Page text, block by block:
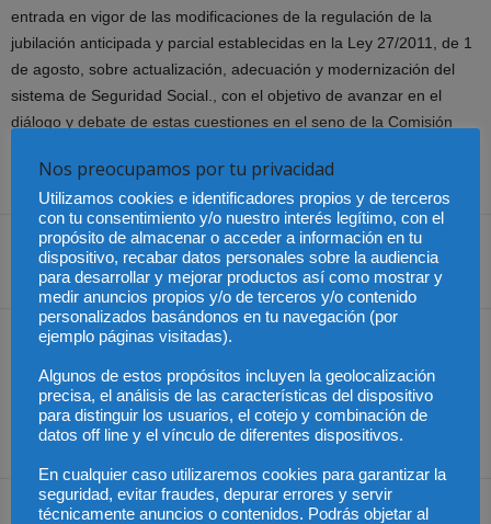
entrada en vigor de las modificaciones de la regulación de la
jubilación anticipada y parcial establecidas en la Ley 27/2011, de 1
de agosto, sobre actualización, adecuación y modernización del
sistema de Seguridad Social., con el objetivo de avanzar en el
diálogo y debate de estas cuestiones en el seno de la Comisión
Pacto de Toledo.
Share
Artículo anterior
El Gobierno aprueba el
desarrollo reglamentario
de la ley que reformó el
sistema de pensiones
Jose María Viñals, abogado
de Ángel Carromero: “En
España no lo habrían
condenado”
Artículos relacionados Más del autor
Nos preocupamos por tu privacidad
Utilizamos cookies e identificadores propios y de terceros
con tu consentimiento y/o nuestro interés legítimo, con el
propósito de almacenar o acceder a información en tu
dispositivo, recabar datos personales sobre la audiencia
para desarrollar y mejorar productos así como mostrar y
medir anuncios propios y/o de terceros y/o contenido
personalizados basándonos en tu navegación (por
ejemplo páginas visitadas).
Algunos de estos propósitos incluyen la geolocalización
precisa, el análisis de las características del dispositivo
para distinguir los usuarios, el cotejo y combinación de
datos off line y el vínculo de diferentes dispositivos.
En cualquier caso utilizaremos cookies para garantizar la
seguridad, evitar fraudes, depurar errores y servir
técnicamente anuncios o contenidos. Podrás objetar al